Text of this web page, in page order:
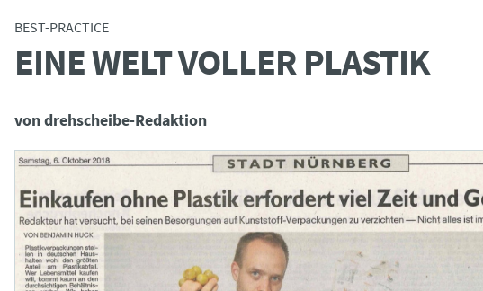
BEST-PRACTICE
EINE WELT VOLLER PLASTIK
von drehscheibe-Redaktion